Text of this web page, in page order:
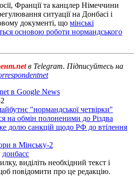
Франції та канцлер Німеччини
ситуації на Донбасі і
документі, що мінські
основою роботи нормандського
в Telegram. Підписуйтесь на
в Google News
"нормандської четвірки"
на обмін полоненими до Різдва
долю санкцій щодо РФ до втілення
в Мінську-2
донбасс
виділіть необхідний текст і
повідомити про це редакцію.